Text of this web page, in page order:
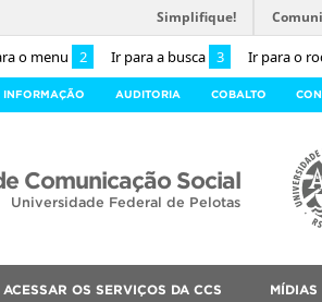
o menu 2 Ir para a busca 3 Ir para o
Simplifique!
INFORMAÇÃO AUDITORIA COBALTO
Comunicação Social
Universidade Federal de Pelotas
ACESSAR OS SERVIÇOS DA CCS MÍDIAS